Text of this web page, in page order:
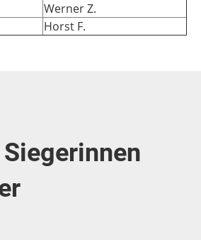
Werner Z.
Horst F.